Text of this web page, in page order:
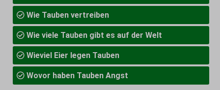
Wie Tauben vertreiben
Wie viele Tauben gibt es auf der Welt
Wieviel Eier legen Tauben
Wovor haben Tauben Angst